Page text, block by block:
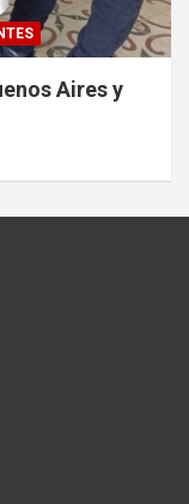
Aires y